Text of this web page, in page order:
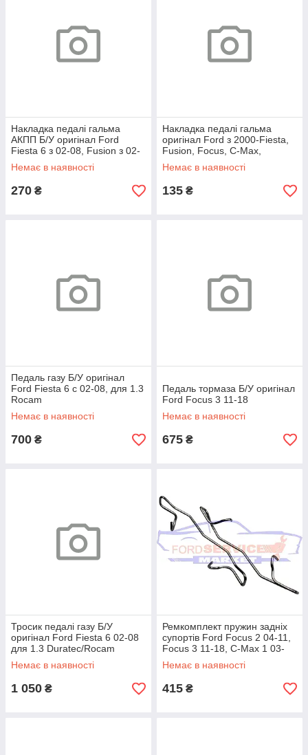
Накладка педалі гальма
АКПП Б/У оригінал Ford
Fiesta 6 з 02-08, Fusion з 02-
12, Focus з 98-05, Mondeo 3
сНемає в наявності
270 ₴
Накладка педалі гальма
оригінал Ford з 2000-Fiesta,
Fusion, Focus, C-Max,
Mondeo, Connect, Transit
Немає в наявності
135 ₴
Педаль газу Б/У оригінал
Ford Fiesta 6 c 02-08, для 1.3
Rocam
Немає в наявності
700 ₴
Педаль тормаза Б/У оригінал
Ford Focus 3 11-18
Немає в наявності
675 ₴
Тросик педалі газу Б/У
оригінал Ford Fiesta 6 02-08
для 1.3 Duratec/Rocam
Немає в наявності
1 050 ₴
Ремкомплект пружин задніх
супортів Ford Focus 2 04-11,
Focus 3 11-18, C-Max 1 03-
10, C-Max 2 10-, Kuga 2 13-
Немає в наявності
415 ₴